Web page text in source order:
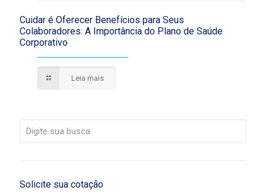
Cuidar é Oferecer Benefícios para Seus
Colaboradores: A Importância do Plano de Saúde
Corporativo
Leia mais
Solicite sua cotação